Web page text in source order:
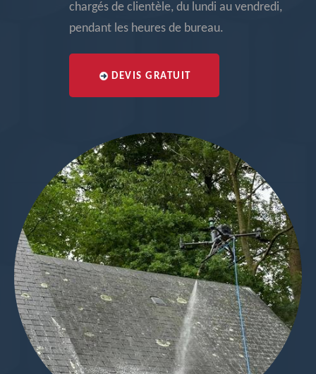
chargés de clientèle, du lundi au vendredi,
pendant les heures de bureau.
DEVIS GRATUIT